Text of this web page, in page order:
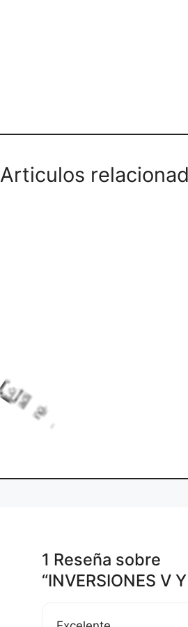
Articulos
L
o
d
i
g
.
1 Reseña sobre
“INVERSIONES V